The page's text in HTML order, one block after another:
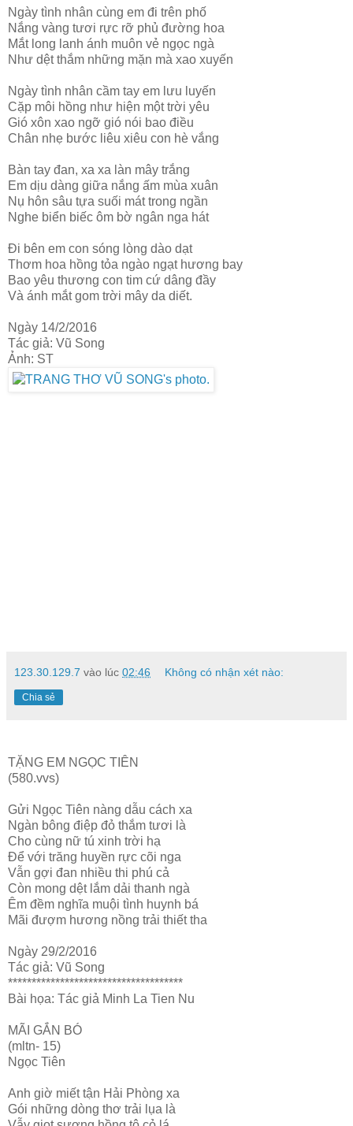
Ngày tình nhân cùng em đi trên phố
Nắng vàng tươi rực rỡ phủ đường hoa
Mắt long lanh ánh muôn vẻ ngọc ngà
Như dệt thắm những mặn mà xao xuyến
Ngày tình nhân cầm tay em lưu luyến
Cặp môi hồng như hiện một trời yêu
Gió xôn xao ngỡ gió nói bao điều
Chân nhẹ bước liêu xiêu con hè vắng
Bàn tay đan, xa xa làn mây trắng
Em dịu dàng giữa nắng ấm mùa xuân
Nụ hôn sâu tựa suối mát trong ngần
Nghe biển biếc ôm bờ ngân nga hát
Đi bên em con sóng lòng dào dạt
Thơm hoa hồng tỏa ngào ngạt hương bay
Bao yêu thương con tim cứ dâng đầy
Và ánh mắt gom trời mây da diết.
Ngày 14/2/2016
Tác giả: Vũ Song
Ảnh: ST
123.30.129.7 vào lúc 02:46 Không có nhận xét nào:
Chia sẻ
TẶNG EM NGỌC TIÊN
(580.vvs)
Gửi Ngọc Tiên nàng dẫu cách xa
Ngàn bông điệp đỏ thắm tươi là
Cho cùng nữ tú xinh trời hạ
Để với trăng huyền rực cõi nga
Vẫn gợi đan nhiều thi phú cả
Còn mong dệt lắm dải thanh ngà
Êm đềm nghĩa muội tình huynh bá
Mãi đượm hương nồng trải thiết tha
Ngày 29/2/2016
Tác giả: Vũ Song
*************************************
Bài họa: Tác giả Minh La Tien Nu
MÃI GẮN BÓ
(mltn- 15)
Ngọc Tiên
Anh giờ miết tận Hải Phòng xa
Gói những dòng thơ trải lụa là